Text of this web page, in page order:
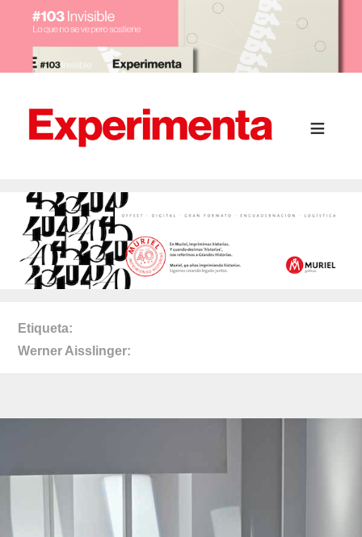
Etiqueta
Werner Aisslinger